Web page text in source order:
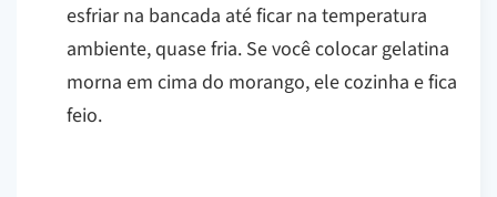
esfriar na bancada até ficar na temperatura
ambiente, quase fria. Se você colocar gelatina
morna em cima do morango, ele cozinha e fica
feio.